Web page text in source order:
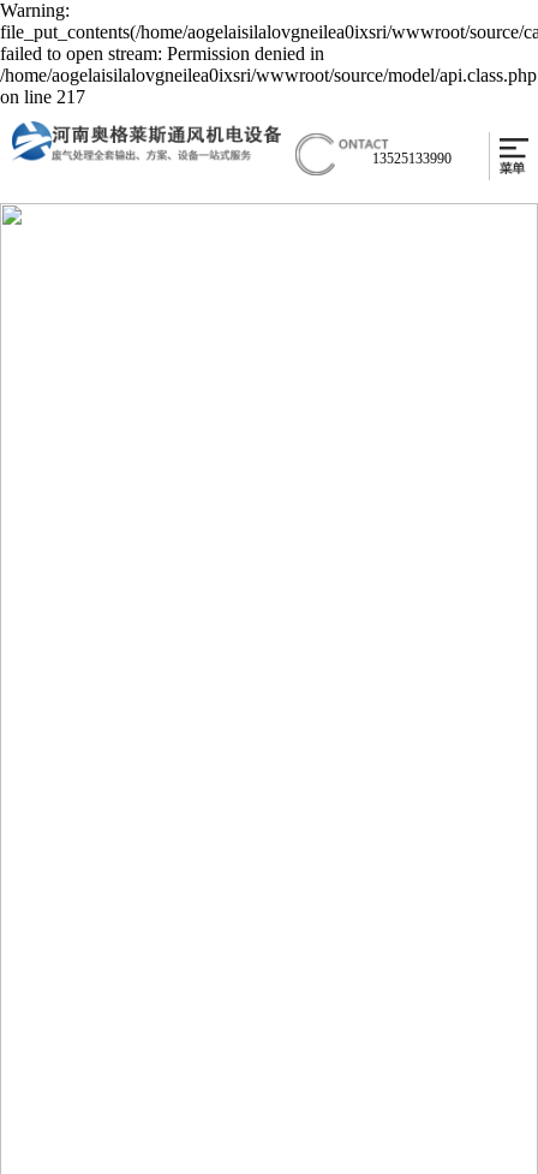
Warning:
file_put_contents(/home/aogelaisilalovgneilea0ixsri/wwwroot/source/
failed to open stream: Permission denied in
/home/aogelaisilalovgneilea0ixsri/wwwroot/source/model/api.class.php
on line 217
13525133990